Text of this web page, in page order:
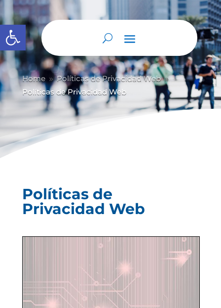
Abrir barra de herramientas
Home 9 Políticas de Privacidad Web 9
Políticas de Privacidad Web
Políticas de
Privacidad Web